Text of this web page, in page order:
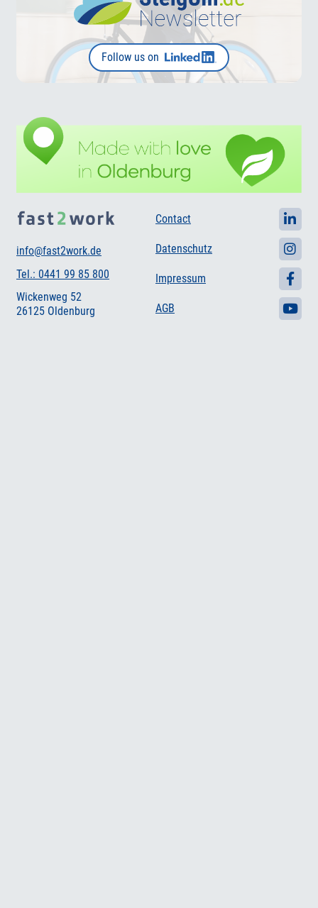
Follow us on
info@fast2work.de
Tel.: 0441 99 85 800
Wickenweg 52
26125 Oldenburg
Contact
Datenschutz
Impressum
AGB